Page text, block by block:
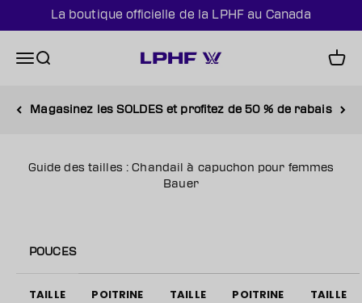
Passer au contenu
La boutique officielle de la LPHF au Canada
MenuRecherche
Magasinez les SOLDES et profitez de 50 % de rabais
Guide des tailles : Chandail à capuchon pour femmes
Bauer
POUCES
TAILLE POITRINE TAILLE POITRINE TAILLE